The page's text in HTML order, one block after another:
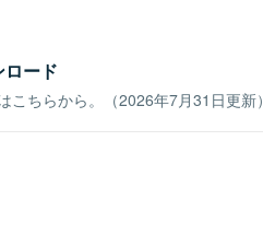
ード
こちらから。（2026年7月31日更新）